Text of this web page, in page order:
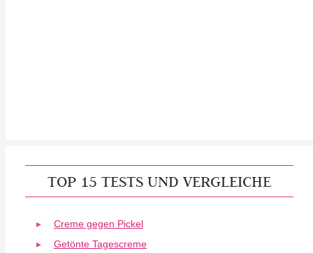
TOP 15 TESTS UND VERGLEICHE
Creme gegen Pickel
Getönte Tagescreme